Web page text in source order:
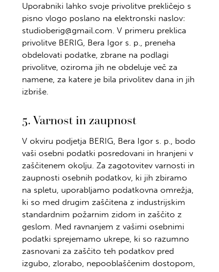
Uporabniki lahko svoje privolitve prekličejo s
pisno vlogo poslano na elektronski naslov:
studioberig@gmail.com. V primeru preklica
privolitve BERIG, Bera Igor s. p., preneha
obdelovati podatke, zbrane na podlagi
privolitve, oziroma jih ne obdeluje več za
namene, za katere je bila privolitev dana in jih
izbriše.
5. Varnost in zaupnost
V okviru podjetja BERIG, Bera Igor s. p., bodo
vaši osebni podatki posredovani in hranjeni v
zaščitenem okolju. Za zagotovitev varnosti in
zaupnosti osebnih podatkov, ki jih zbiramo
na spletu, uporabljamo podatkovna omrežja,
ki so med drugim zaščitena z industrijskim
standardnim požarnim zidom in zaščito z
geslom. Med ravnanjem z vašimi osebnimi
podatki sprejemamo ukrepe, ki so razumno
zasnovani za zaščito teh podatkov pred
izgubo, zlorabo, nepooblaščenim dostopom,